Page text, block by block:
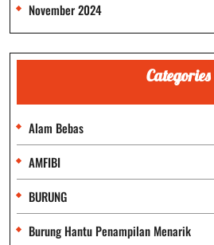
November 2024
Categories
Alam Bebas
AMFIBI
BURUNG
Burung Hantu Penampilan Menarik